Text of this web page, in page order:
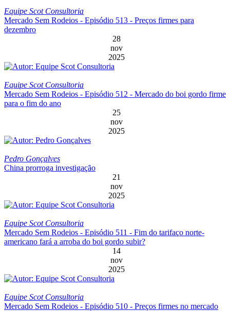
Equipe Scot Consultoria
Mercado Sem Rodeios - Episódio 513 - Preços firmes para
dezembro
28
nov
2025
Equipe Scot Consultoria
Mercado Sem Rodeios - Episódio 512 - Mercado do boi gordo firme
para o fim do ano
25
nov
2025
Pedro Gonçalves
China prorroga investigação
21
nov
2025
Equipe Scot Consultoria
Mercado Sem Rodeios - Episódio 511 - Fim do tarifaço norte-
americano fará a arroba do boi gordo subir?
14
nov
2025
Equipe Scot Consultoria
Mercado Sem Rodeios - Episódio 510 - Preços firmes no mercado